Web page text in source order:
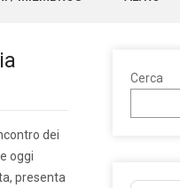
dei
oggi
presenta
Cerca